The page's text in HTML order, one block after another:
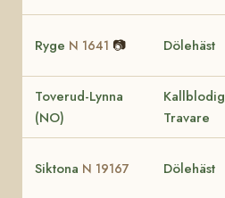
Ryge N 1641 📷 Dölehäst
Toverud-Lynna
(NO)
Kallblodig
Travare
Siktona N 19167 Dölehäst